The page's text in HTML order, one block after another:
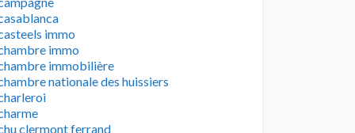
immo
immo
immobilière
nationale des huissiers
clermont ferrand